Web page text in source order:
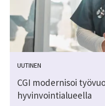
UUTINEN
CGI modernisoi
hyvinvointialueella